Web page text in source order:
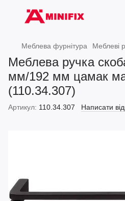
Меблева фурнітура Меблеві
Меблева ручка
мм/192 мм цамак
(110.34.307)
Артикул: 110.34.307 Написати